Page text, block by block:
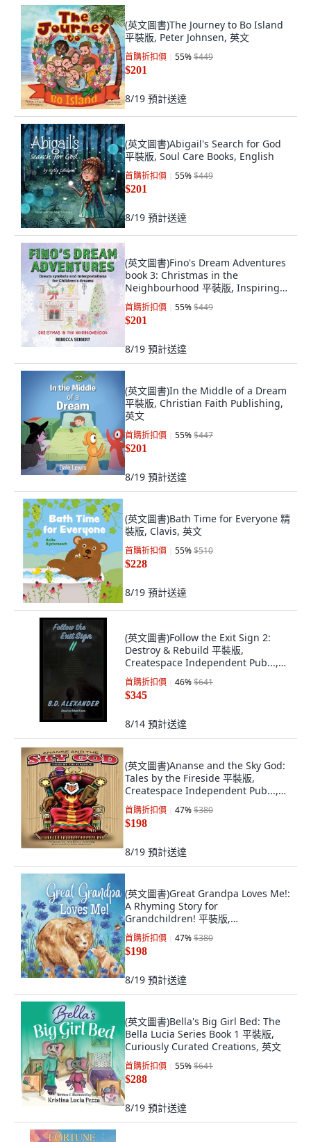
(英文圖書)The Journey to Bo Island
平裝版, Peter Johnsen, 英文
首購折扣價 55%$449
$201
8/19 預計送達
(英文圖書)Abigail's Search for God
平裝版, Soul Care Books, English
首購折扣價 55%$449
$201
8/19 預計送達
(英文圖書)Fino's Dream Adventures
book 3: Christmas in the
Neighbourhood 平裝版, Inspiring
Publishers, 英文
首購折扣價 55%$449
$201
8/19 預計送達
(英文圖書)In the Middle of a Dream
平裝版, Christian Faith Publishing,
英文
首購折扣價 55%$447
$201
8/19 預計送達
(英文圖書)Bath Time for Everyone 精
裝版, Clavis, 英文
首購折扣價 55%$510
$228
8/19 預計送達
(英文圖書)Follow the Exit Sign 2:
Destroy & Rebuild 平裝版,
Createspace Independent Pub...,
英文
首購折扣價 46%$641
$345
8/14 預計送達
(英文圖書)Ananse and the Sky God:
Tales by the Fireside 平裝版,
Createspace Independent Pub...,
英文
首購折扣價 47%$380
$198
8/19 預計送達
(英文圖書)Great Grandpa Loves Me!:
A Rhyming Story for
Grandchildren! 平裝版,
Independently Published, 英文
首購折扣價 47%$380
$198
8/19 預計送達
(英文圖書)Bella's Big Girl Bed: The
Bella Lucia Series Book 1 平裝版,
Curiously Curated Creations, 英文
首購折扣價 55%$641
$288
8/19 預計送達